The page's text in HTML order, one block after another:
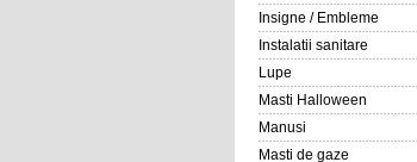
Insigne / Embleme
Instalatii sanitare
Lupe
Masti Halloween
Manusi
Masti de gaze